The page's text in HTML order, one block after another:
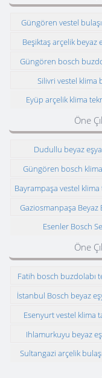
Güngören vestel
Beşiktaş arçelik beyaz
Güngören bosch
Silivri vestel klima
Eyüp arçelik klima
Öne
Dudullu beyaz
Güngören bosch klima
Bayrampaşa vestel
Gaziosmanpaşa Beyaz
Esenler Bosch
Öne
Fatih bosch buzdolabı
İstanbul Bosch beyaz
Esenyurt vestel klima
Ihlamurkuyu beyaz
Sultangazi arçelik